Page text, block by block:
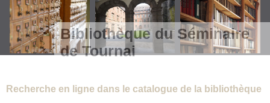
Bibliothèque du Séminaire
de Tournai
Recherche en ligne dans le catalogue de la bibliothèque